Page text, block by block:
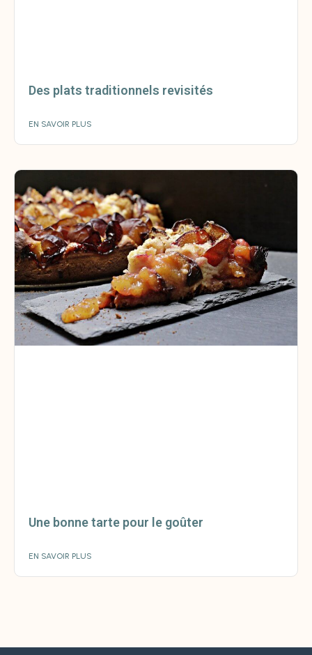
Des plats traditionnels revisités
EN SAVOIR PLUS
Une bonne tarte pour le goûter
EN SAVOIR PLUS